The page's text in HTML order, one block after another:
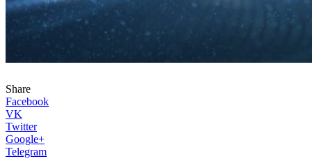
Share
Facebook
VK
Twitter
Google+
Telegram